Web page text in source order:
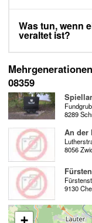
Was tun, wenn
veraltet ist?
08359
8289
An der
8056
9130